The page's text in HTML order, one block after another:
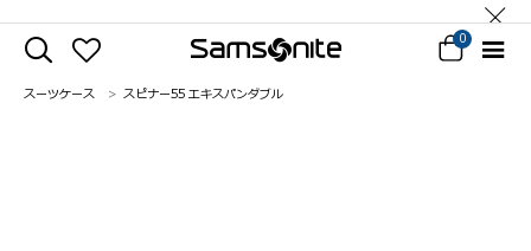
0
スーツケース スピナー55 エキスパンダブル